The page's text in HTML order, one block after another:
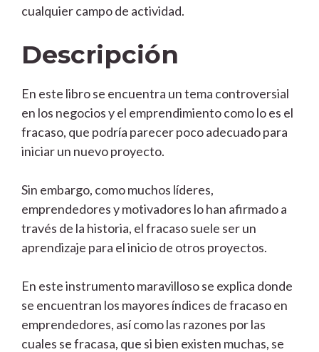
cualquier campo de actividad.
Descripción
En este libro se encuentra un tema controversial
en los negocios y el emprendimiento como lo es el
fracaso, que podría parecer poco adecuado para
iniciar un nuevo proyecto.
Sin embargo, como muchos líderes,
emprendedores y motivadores lo han afirmado a
través de la historia, el fracaso suele ser un
aprendizaje para el inicio de otros proyectos.
En este instrumento maravilloso se explica donde
se encuentran los mayores índices de fracaso en
emprendedores, así como las razones por las
cuales se fracasa, que si bien existen muchas, se